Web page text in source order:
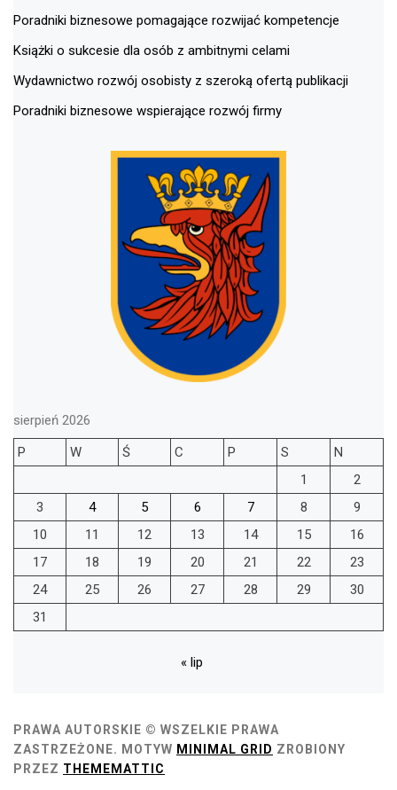
Poradniki biznesowe pomagające rozwijać kompetencje
Książki o sukcesie dla osób z ambitnymi celami
Wydawnictwo rozwój osobisty z szeroką ofertą publikacji
Poradniki biznesowe wspierające rozwój firmy
sierpień 2026
P
W Ś C P S
N
1
2
3
4 5 6 7 8
9
10
11 12 13 14 15
16
17
18 19 20 21 22
23
24
25 26 27 28 29
30
31
« lip
PRAWA AUTORSKIE © WSZELKIE PRAWA
ZASTRZEŻONE. MOTYW MINIMAL GRID ZROBIONY
PRZEZ THEMEMATTIC